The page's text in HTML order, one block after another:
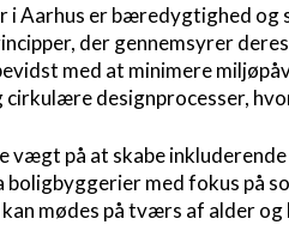
i Aarhus er bæredygtighed og
der gennemsyrer
med at minimere
cirkulære designprocesser,
vægt på at skabe
med fokus på
mødes på tværs af alder og